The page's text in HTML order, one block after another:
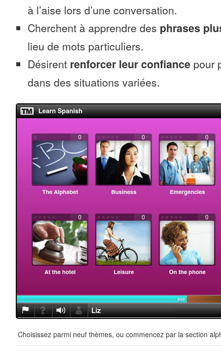
à l’aise lors d’une conversation.
Cherchent à apprendre des phrases
lieu de mots particuliers.
Désirent renforcer leur confiance pour
dans des situations variées.
Choisissez parmi neuf thèmes, ou commencez par la section